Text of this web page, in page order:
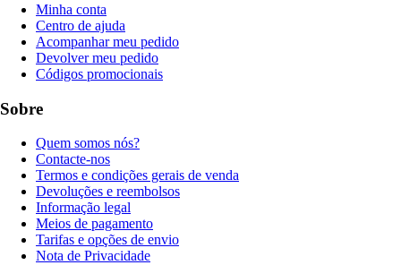
Minha conta
Centro de ajuda
Acompanhar meu pedido
Devolver meu pedido
Códigos promocionais
Sobre
Quem somos nós?
Contacte-nos
Termos e condições gerais de venda
Devoluções e reembolsos
Informação legal
Meios de pagamento
Tarifas e opções de envio
Nota de Privacidade